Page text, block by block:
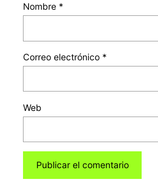
Nombre *
Correo electrónico *
Web